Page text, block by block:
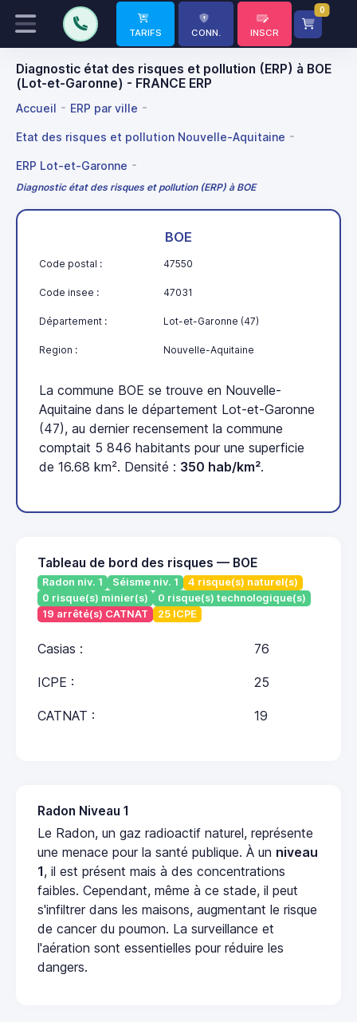
TARIFS CONN. INSCR
0
Diagnostic état des risques et pollution (ERP) à BOE
(Lot-et-Garonne) - FRANCE ERP
Accueil ERP par ville
Etat des risques et pollution Nouvelle-Aquitaine
ERP Lot-et-Garonne
Diagnostic état des risques et pollution (ERP) à BOE
BOE
Code postal : 47550
Code insee : 47031
Département : Lot-et-Garonne (47)
Region : Nouvelle-Aquitaine
La commune BOE se trouve en Nouvelle-
Aquitaine dans le département Lot-et-Garonne
(47), au dernier recensement la commune
comptait 5 846 habitants pour une superficie
de 16.68 km². Densité : 350 hab/km².
Tableau de bord des risques — BOE
Radon niv. 1 Séisme niv. 1
4 risque(s) naturel(s)
0 risque(s) minier(s)
0 risque(s) technologique(s)
19 arrêté(s) CATNAT
25 ICPE
Casias : 76
ICPE : 25
CATNAT : 19
Radon Niveau 1
Le Radon, un gaz radioactif naturel, représente
une menace pour la santé publique. À un niveau
1, il est présent mais à des concentrations
faibles. Cependant, même à ce stade, il peut
s'infiltrer dans les maisons, augmentant le risque
de cancer du poumon. La surveillance et
l'aération sont essentielles pour réduire les
dangers.